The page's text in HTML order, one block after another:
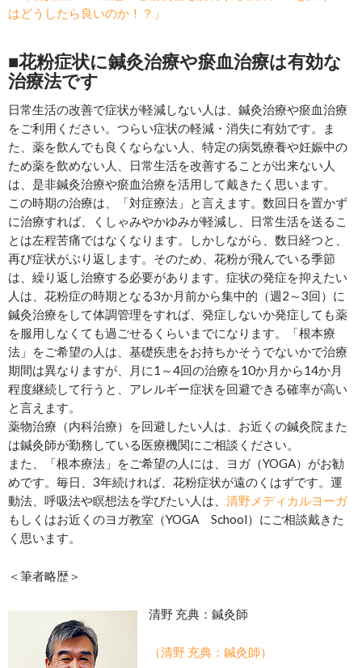
はどうしたら良いのか！？」
■花粉症状に鍼灸治療や瘀血治療は有効な
治療法です
日常生活の改善で症状が軽減しない人は、鍼灸治療や瘀血治療
をご利用ください。つらい症状の軽減・消失に有効です。ま
た、薬を飲んでも良くならない人、特定の病気療養や妊娠中の
ため薬を飲めない人、日常生活を改善することが出来ない人
は、是非鍼灸治療や瘀血治療を活用して戴きたく思います。
この時期の治療は、「対症療法」と言えます。数回日を置かず
に治療すれば、くしゃみやかゆみが軽減し、日常生活を送るこ
とは左程苦痛ではなくなります。しかしながら、数日経つと、
再び症状がぶり返します。そのため、花粉が飛んでいる季節
は、繰り返し治療する必要があります。症状の発症を抑えたい
人は、花粉症の時期となる3か月前から集中的（週2～3回）に
鍼灸治療をして体調管理をすれば、発症しないか発症しても薬
を服用しなくても過ごせるくらいまでになります。「根本療
法」をご希望の人は、基礎疾患をお持ちかそうでないかで治療
期間は異なりますが、月に1～4回の治療を10か月から14か月
程度継続して行うと、アレルギー症状を回避できる確率が高い
と言えます。
薬物治療（内科治療）を回避したい人は、お近くの鍼灸院また
は鍼灸師が勤務している医療機関にご相談ください。
また、「根本療法」をご希望の人には、ヨガ（YOGA）がお勧
めです。毎日、3年続ければ、花粉症状が遠のくはずです。運
動法、呼吸法や瞑想法を学びたい人は、 清野メディカルヨーガ
もしくはお近くのヨガ教室（YOGA School）にご相談戴きた
く思います。
＜筆者略歴＞
清野 充典：鍼灸師
（清野 充典：鍼灸師）